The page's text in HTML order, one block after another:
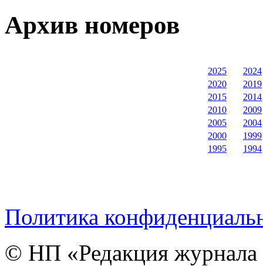
Архив номеров
2025
2024
2020
2019
2015
2014
2010
2009
2005
2004
2000
1999
1995
1994
Политика
© НП «Редакция